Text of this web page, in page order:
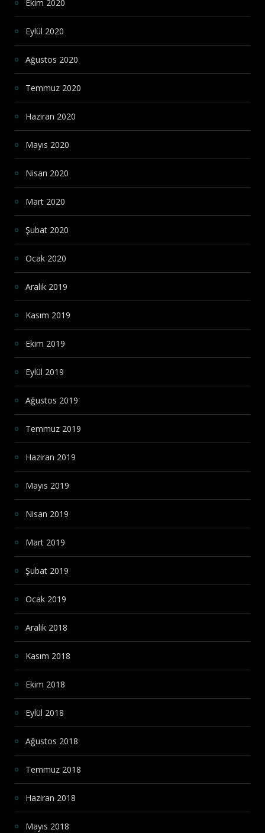
Ekim 2020
Eylül 2020
Ağustos 2020
Temmuz 2020
Haziran 2020
Mayıs 2020
Nisan 2020
Mart 2020
Şubat 2020
Ocak 2020
Aralık 2019
Kasım 2019
Ekim 2019
Eylül 2019
Ağustos 2019
Temmuz 2019
Haziran 2019
Mayıs 2019
Nisan 2019
Mart 2019
Şubat 2019
Ocak 2019
Aralık 2018
Kasım 2018
Ekim 2018
Eylül 2018
Ağustos 2018
Temmuz 2018
Haziran 2018
Mayıs 2018